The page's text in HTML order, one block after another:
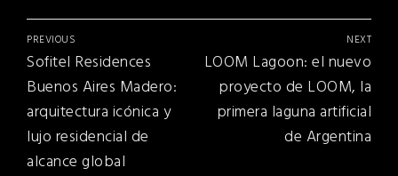
Navegación
de
entradas
PREVIOUS
Previous
post:
Sofitel Residences
Buenos Aires Madero:
arquitectura icónica y
lujo residencial de
alcance global
NEXT
Next
post:
LOOM Lagoon: el nuevo
proyecto de LOOM, la
primera laguna artificial
de Argentina